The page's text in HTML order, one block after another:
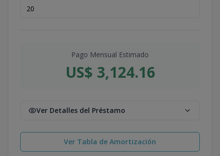
Pago Mensual Estimado
US$ 3,124.16
Ver Detalles del Préstamo
Ver Tabla de Amortización